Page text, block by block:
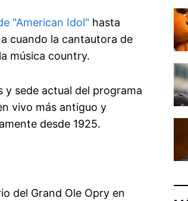
"American Idol" hasta
cuando la cantautora de
música country.
sede actual del programa
vivo más antiguo y
desde 1925.
del Grand Ole Opry en